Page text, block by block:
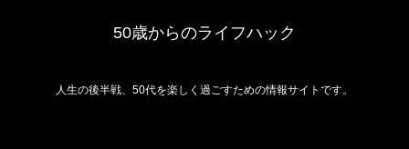
50歳からのライフハック
人生の後半戦、50代を楽しく過ごすための情報サイトです。